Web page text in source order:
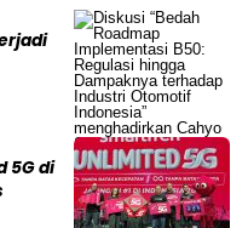
5G di